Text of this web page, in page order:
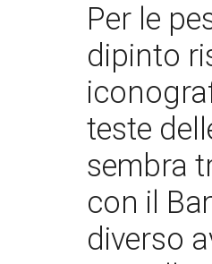
Per le
dipinto
teste
sembra
con il
diverso